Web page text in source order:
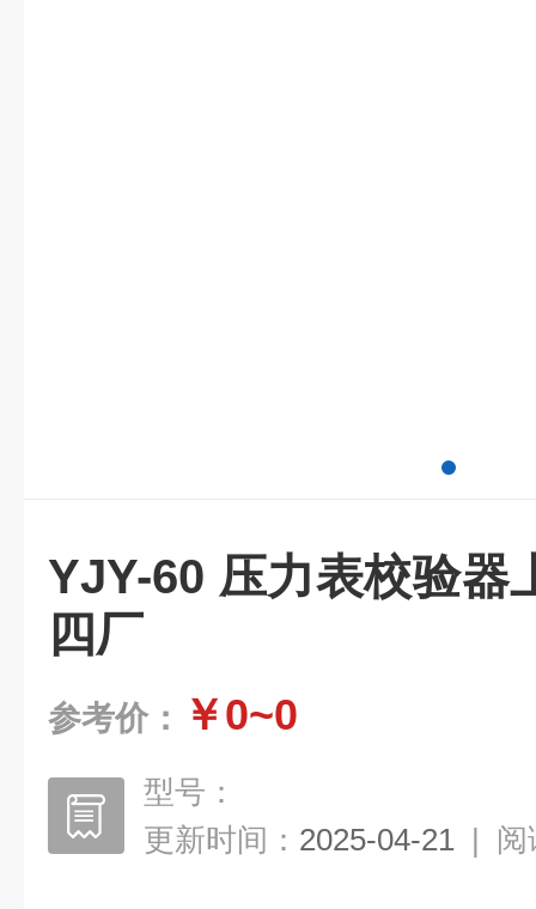
YJY-60 压力表校验器
四厂
参考价： ￥0~0
型号：
更新时间： 2025-04-21 | 阅